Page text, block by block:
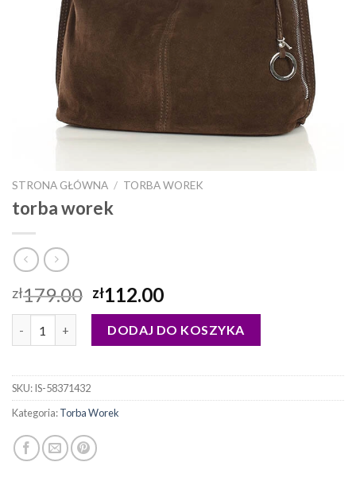
STRONA GŁÓWNA / TORBA WOREK
torba worek
zł179.00 zł112.00
DODAJ DO KOSZYKA
SKU:IS-58371432
Kategoria:Torba Worek